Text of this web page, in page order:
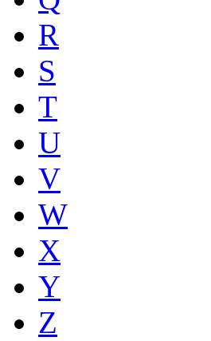
R
S
T
U
V
W
X
Y
Z